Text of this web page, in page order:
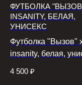
ФУТБОЛКА
INSANITY, БЕЛАЯ,
УНИСЕКС
Футболка "Вызов"
insanity, белая,
4 500 ₽